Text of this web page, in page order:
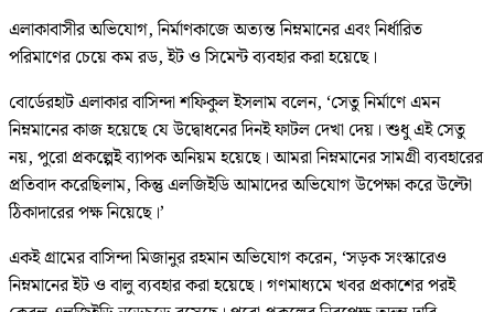
এলাকাবাসীর অভিযোগ, নির্মাণকাজে অত্যন্ত নিম্নমানের এবং নির্ধারিত
পরিমাণের চেয়ে কম রড, ইট ও সিমেন্ট ব্যবহার করা হয়েছে।
বোর্ডেরহাট এলাকার বাসিন্দা শফিকুল ইসলাম বলেন, ‘সেতু নির্মাণে এমন
নিম্নমানের কাজ হয়েছে যে উদ্বোধনের দিনই ফাটল দেখা দেয়। শুধু এই সেতু
নয়, পুরো প্রকল্পেই ব্যাপক অনিয়ম হয়েছে। আমরা নিম্নমানের সামগ্রী ব্যবহারের
প্রতিবাদ করেছিলাম, কিন্তু এলজিইডি আমাদের অভিযোগ উপেক্ষা করে উল্টো
ঠিকাদারের পক্ষ নিয়েছে।’
একই গ্রামের বাসিন্দা মিজানুর রহমান অভিযোগ করেন, ‘সড়ক সংস্কারেও
নিম্নমানের ইট ও বালু ব্যবহার করা হয়েছে। গণমাধ্যমে খবর প্রকাশের পরই